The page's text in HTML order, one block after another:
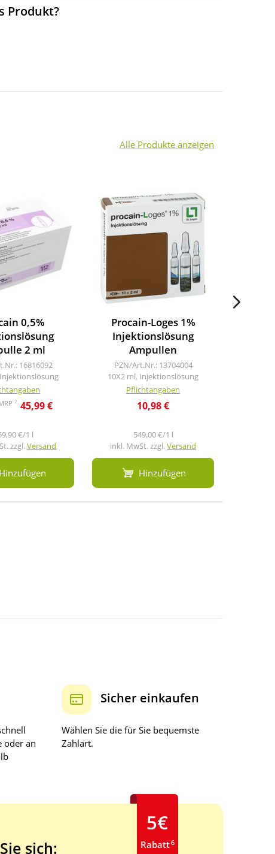
Produkt?
Alle Produkte anzeigen
0,5%
2 ml
16816092
2 45,99 €
€/1 l
zzgl.Versand
Hinzufügen
Procain-Loges 1%
Injektionslösung
Ampullen
PZN/Art.Nr.: 13704004
10X2 ml, Injektionslösung
Pflichtangaben
10,98 €
549,00 €/1 l
inkl. MwSt. zzgl.Versand
Hinzufügen
oder an
Sicher einkaufen
Wählen Sie die für Sie bequemste
Zahlart.
sich:
5€
Rabatt6